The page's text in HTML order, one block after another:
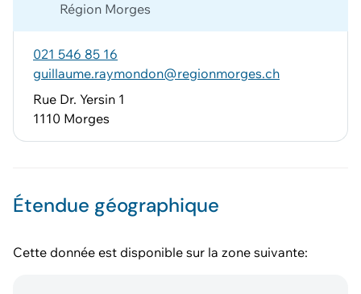
Région Morges
021 546 85 16
guillaume.raymondon@regionmorges.ch
Rue Dr. Yersin 1
1110 Morges
Étendue géographique
Cette donnée est disponible sur la zone suivante: